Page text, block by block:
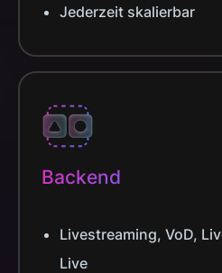
Jederzeit skalierbar
Backend
Livestreaming, VoD,
Live